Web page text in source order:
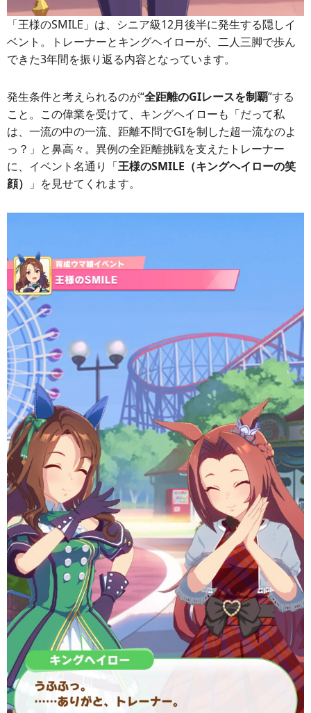
「王様のSMILE」は、シニア級12月後半に発生する隠しイ
ベント。トレーナーとキングヘイローが、二人三脚で歩ん
できた3年間を振り返る内容となっています。
発生条件と考えられるのが“全距離のGIレースを制覇”する
こと。この偉業を受けて、キングヘイローも「だって私
は、一流の中の一流、距離不問でGIを制した超一流なのよ
っ？」と鼻高々。異例の全距離挑戦を支えたトレーナー
に、イベント名通り「王様のSMILE（キングヘイローの笑
顔）
」を見せてくれます。